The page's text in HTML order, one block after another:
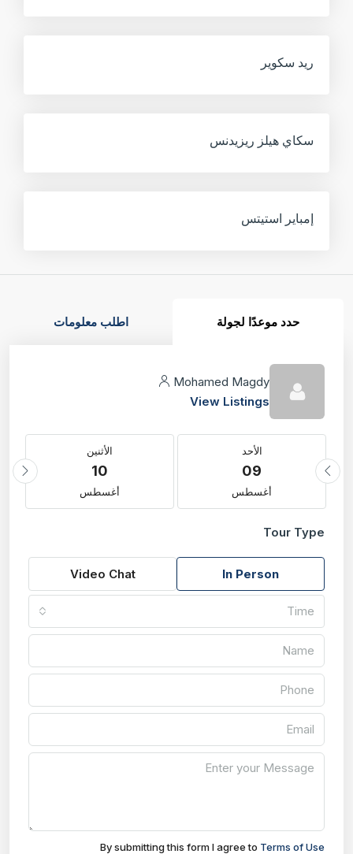
ريد سكوير
سكاي هيلز ريزيدنس
إمباير استيتس
حدد موعدًا لجولة اطلب معلومات
Mohamed Magdy
View Listings
الأحد
09
أغسطس
الأثنين
10
أغسطس
Tour Type
In Person
Video Chat
Time
By submitting this form I agree toTerms of Use